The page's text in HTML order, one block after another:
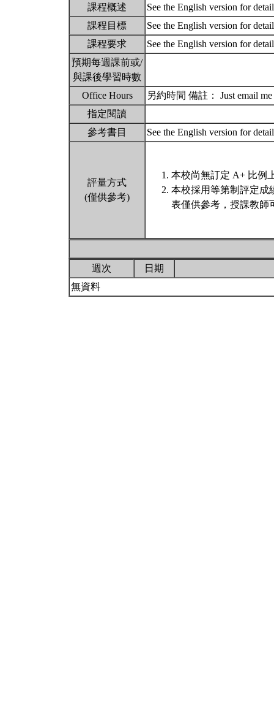
課程概述
See the English version for
課程目標
See the English version for
課程要求
See the English version for
預期每週課前或/
與課後學習時數
Office Hours
另約時間 備註： Just email
指定閱讀
參考書目
See the English version for
評量方式
(僅供參考)
本校尚無訂定 A+ 比例
本校採用等第制評定成
表僅供參考，授課教師
週次
日期
無資料